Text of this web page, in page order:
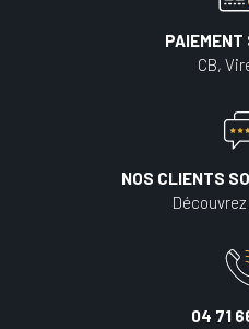
PAIEMENT
CB,
NOS CLIENTS
04 71